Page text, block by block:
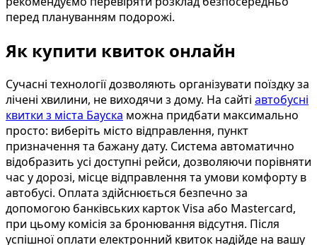
перед плануванням подорожі.
Як купити квиток онлайн
Сучасні технології дозволяють організувати поїздку за
лічені хвилини, не виходячи з дому. На сайті автобусні
квитки з міста Бауска можна придбати максимально
просто: виберіть місто відправлення, пункт
призначення та бажану дату. Система автоматично
відобразить усі доступні рейси, дозволяючи порівняти
час у дорозі, місце відправлення та умови комфорту в
автобусі. Оплата здійснюється безпечно за
допомогою банківських карток Visa або Mastercard,
при цьому комісія за бронювання відсутня. Після
успішної оплати електронний квиток надійде на вашу